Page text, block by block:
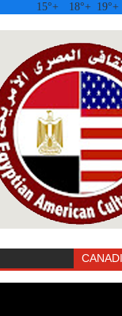
+
19°
+
18°
+
15°